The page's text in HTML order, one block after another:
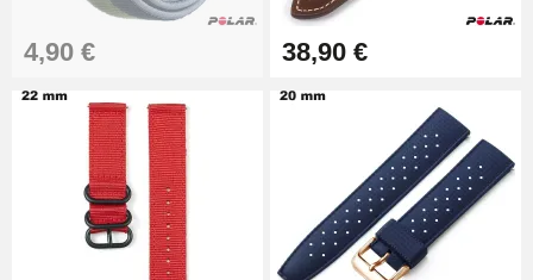
Marteau Horloger pour Goupille
3,90 €
Kit pour Réduire Bracelet
Montre Métal
13,90 €
4,90 € 38,90 €